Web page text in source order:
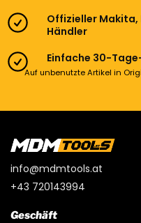
Offizieller Makita,
Händler
Einfache 30-
Auf unbenutzte Artikel in
info@mdmtools.at
+43 720143994
Geschäft